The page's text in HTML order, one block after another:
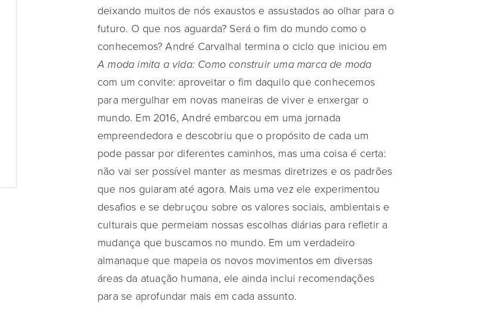
deixando muitos de nós exaustos e assustados ao olhar para o
futuro. O que nos aguarda? Será o fim do mundo como o
conhecemos? André Carvalhal termina o ciclo que iniciou em
A moda imita a vida: Como construir uma marca de moda
com um convite: aproveitar o fim daquilo que conhecemos
para mergulhar em novas maneiras de viver e enxergar o
mundo. Em 2016, André embarcou em uma jornada
empreendedora e descobriu que o propósito de cada um
pode passar por diferentes caminhos, mas uma coisa é certa:
não vai ser possível manter as mesmas diretrizes e os padrões
que nos guiaram até agora. Mais uma vez ele experimentou
desafios e se debruçou sobre os valores sociais, ambientais e
culturais que permeiam nossas escolhas diárias para refletir a
mudança que buscamos no mundo. Em um verdadeiro
almanaque que mapeia os novos movimentos em diversas
áreas da atuação humana, ele ainda inclui recomendações
para se aprofundar mais em cada assunto.